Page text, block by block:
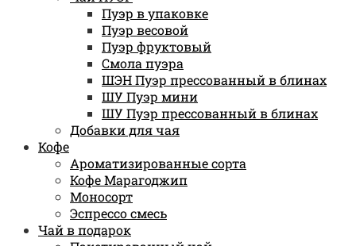
Пуэр в упаковке
Пуэр весовой
Пуэр фруктовый
Смола пуэра
ШЭН Пуэр прессованный в блинах
ШУ Пуэр мини
ШУ Пуэр прессованный в блинах
Добавки для чая
Кофе
Ароматизированные сорта
Кофе Марагоджип
Моносорт
Эспрессо смесь
Чай в подарок